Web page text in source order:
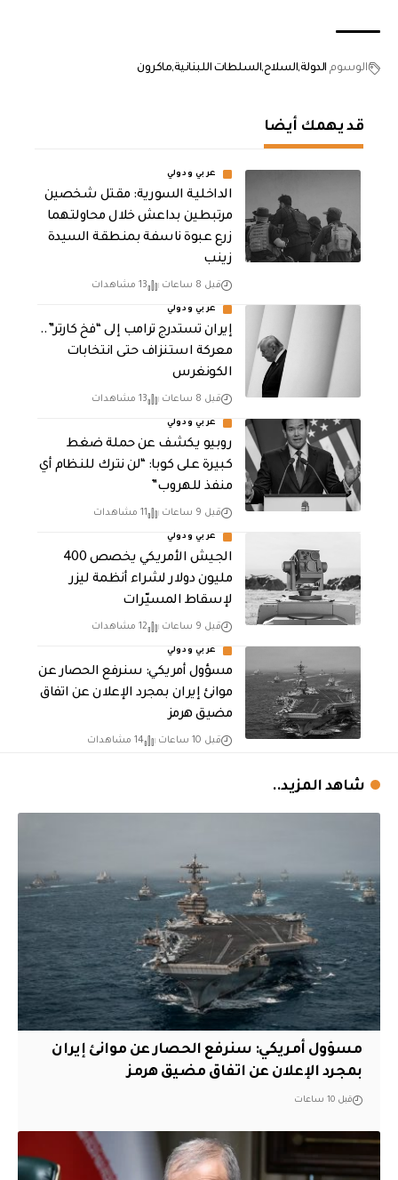
الوسوم الدولةالسلاحالسلطات اللبنانيةماكرون
قد يهمك أيضا
عربي ودولي
الداخلية السورية: مقتل شخصين
مرتبطين بداعش خلال محاولتهما
زرع عبوة ناسفة بمنطقة السيدة
زينب
قبل 8 ساعات 13 مشاهدات
عربي ودولي
إيران تستدرج ترامب إلى “فخ كارتر”..
معركة استنزاف حتى انتخابات
الكونغرس
قبل 8 ساعات 13 مشاهدات
عربي ودولي
روبيو يكشف عن حملة ضغط
كبيرة على كوبا: “لن نترك للنظام أي
منفذ للهروب”
قبل 9 ساعات 11 مشاهدات
عربي ودولي
الجيش الأمريكي يخصص 400
مليون دولار لشراء أنظمة ليزر
لإسقاط المسيّرات
قبل 9 ساعات 12 مشاهدات
عربي ودولي
مسؤول أمريكي: سنرفع الحصار عن
موانئ إيران بمجرد الإعلان عن اتفاق
مضيق هرمز
قبل 10 ساعات 14 مشاهدات
شاهد المزيد..
مسؤول أمريكي: سنرفع الحصار عن موانئ إيران
بمجرد الإعلان عن اتفاق مضيق هرمز
قبل 10 ساعات